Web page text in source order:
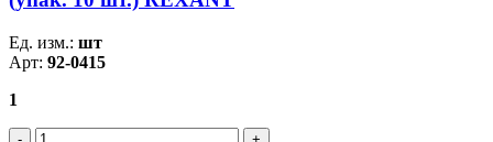
Ед. изм.: шт
Арт: 92-0415
1